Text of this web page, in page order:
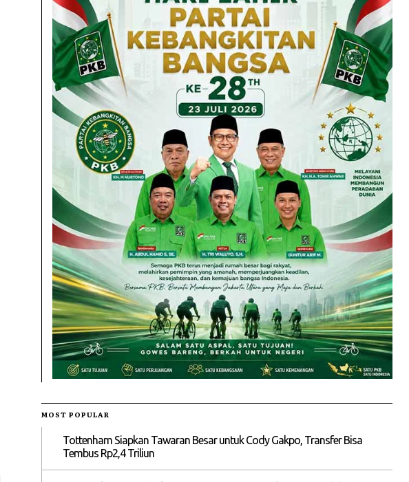
MOST POPULAR
Tottenham Siapkan Tawaran Besar untuk Cody Gakpo, Transfer Bisa
Tembus Rp2,4 Triliun